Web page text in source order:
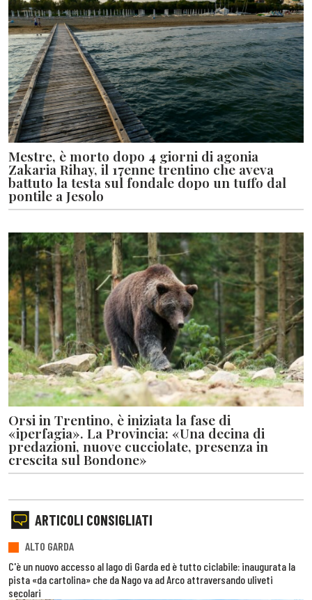
Mestre, è morto dopo 4 giorni di agonia
Zakaria Rihay, il 17enne trentino che aveva
battuto la testa sul fondale dopo un tuffo dal
pontile a Jesolo
Orsi in Trentino, è iniziata la fase di
«iperfagia». La Provincia: «Una decina di
predazioni, nuove cucciolate, presenza in
crescita sul Bondone»
ARTICOLI CONSIGLIATI
ALTO GARDA
C'è un nuovo accesso al lago di Garda ed è tutto ciclabile: inaugurata la
pista «da cartolina» che da Nago va ad Arco attraversando uliveti
secolari